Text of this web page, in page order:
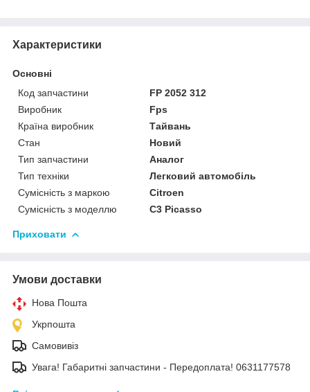
Характеристики
Основні
Код запчастини
FP 2052 312
Виробник
Fps
Країна виробник
Тайвань
Стан
Новий
Тип запчастини
Аналог
Тип техніки
Легковий автомобіль
Сумісність з маркою
Citroen
Сумісність з моделлю
C3 Picasso
Приховати
Умови доставки
Нова Пошта
Укрпошта
Самовивіз
Увага! Габаритні запчастини - Передоплата! 0631177578